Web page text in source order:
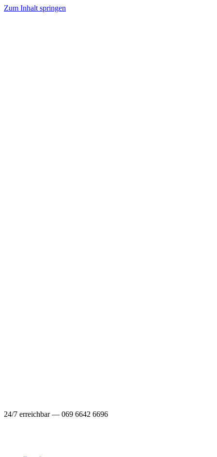
Zum Inhalt springen
24/7 erreichbar — 069 6642 6696